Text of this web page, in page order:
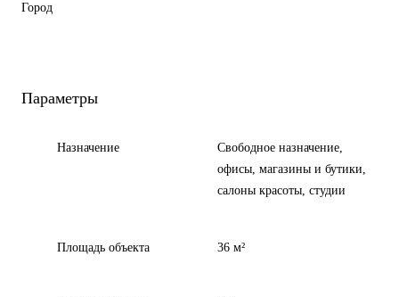
Город
Параметры
Назначение
Свободное назначение,
офисы, магазины и бутики,
салоны красоты, студии
Площадь объекта 36 м²